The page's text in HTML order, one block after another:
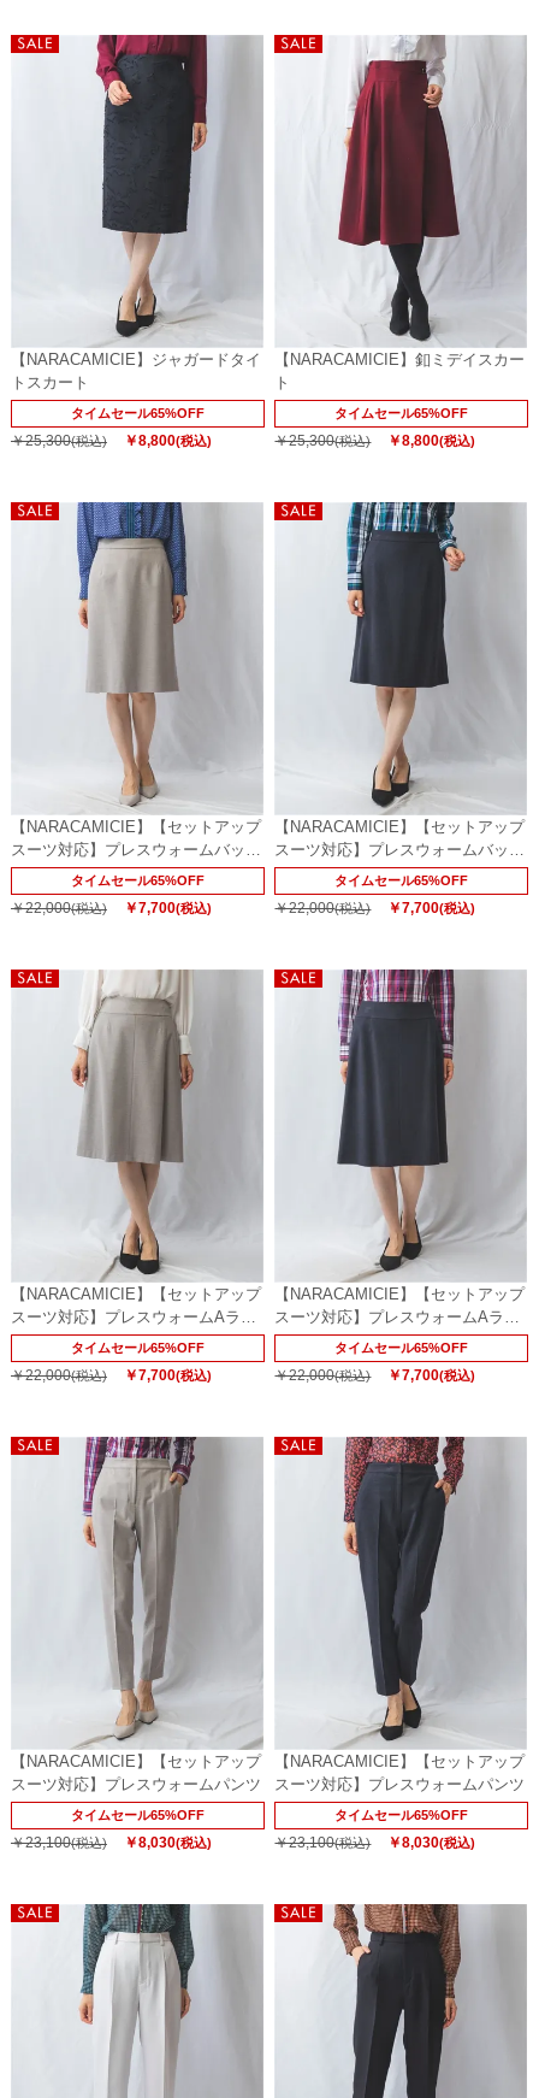
【NARACAMICIE】ジャガードタイ
トスカート
タイムセール65%OFF
￥25,300(税込) ￥8,800(税込)
【NARACAMICIE】釦ミデイスカー
ト
タイムセール65%OFF
￥25,300(税込) ￥8,800(税込)
【NARACAMICIE】【セットアップ
スーツ対応】プレスウォームバック
フレアタイトスカート
タイムセール65%OFF
￥22,000(税込) ￥7,700(税込)
【NARACAMICIE】【セットアップ
スーツ対応】プレスウォームバック
フレアタイトスカート
タイムセール65%OFF
￥22,000(税込) ￥7,700(税込)
【NARACAMICIE】【セットアップ
スーツ対応】プレスウォームAライ
ンスカートタイムセール65%OFF
￥22,000(税込) ￥7,700(税込)
【NARACAMICIE】【セットアップ
スーツ対応】プレスウォームAライ
ンスカートタイムセール65%OFF
￥22,000(税込) ￥7,700(税込)
【NARACAMICIE】【セットアップ
スーツ対応】プレスウォームパンツ
タイムセール65%OFF
￥23,100(税込) ￥8,030(税込)
【NARACAMICIE】【セットアップ
スーツ対応】プレスウォームパンツ
タイムセール65%OFF
￥23,100(税込) ￥8,030(税込)